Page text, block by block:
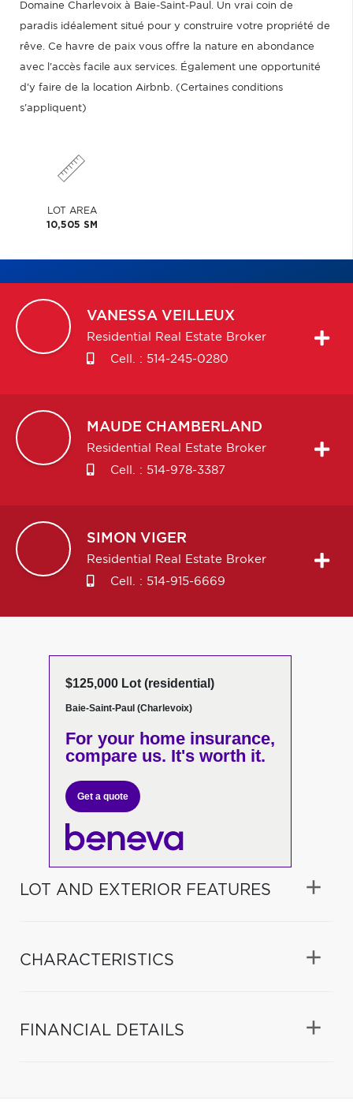
Domaine Charlevoix à Baie-Saint-Paul. Un vrai coin de
paradis idéalement situé pour y construire votre propriété de
rêve. Ce havre de paix vous offre la nature en abondance
avec l'accès facile aux services. Également une opportunité
d'y faire de la location Airbnb. (Certaines conditions
s'appliquent)
LOT AREA
10,505 SM
VANESSA VEILLEUX
Residential Real Estate Broker
Cell. : 514-245-0280
MAUDE CHAMBERLAND
Residential Real Estate Broker
Cell. : 514-978-3387
SIMON VIGER
Residential Real Estate Broker
Cell. : 514-915-6669
$125,000 Lot (residential)
Baie-Saint-Paul (Charlevoix)
For your home insurance,
compare us. It's worth it.
Get a quote
LOT AND EXTERIOR FEATURES
CHARACTERISTICS
FINANCIAL DETAILS